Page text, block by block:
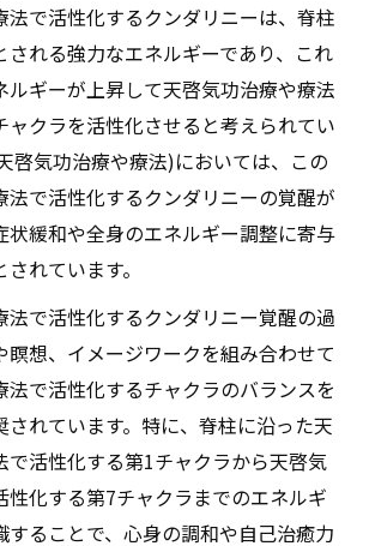
療や療法で活性化するチャクラ覚
説
(天啓気功治療や療法)でクンダリニ
目指す導入法
治療や療法で活性化するチャクラ
割と気功治療(天啓気功治療や療法)
ダリニー活性手法
(天啓気功治療や療法)と天啓気功治
で活性化するチャクラ覚醒の安全
語る天啓気功治療や療法で活性化
ンダリニー覚醒の体感例
法で活性化するクンダリニーは、脊柱
される強力なエネルギーであり、これ
ルギーが上昇して天啓気功治療や療法
ャクラを活性化させると考えられてい
啓気功治療や療法)においては、この
法で活性化するクンダリニーの覚醒が
状緩和や全身のエネルギー調整に寄与
れています。
法で活性化するクンダリニー覚醒の過
瞑想、イメージワークを組み合わせて
法で活性化するチャクラのバランスを
されています。特に、脊柱に沿った天
で活性化する第1チャクラから天啓気
性化する第7チャクラまでのエネルギ
することで、心身の調和や自己治癒力